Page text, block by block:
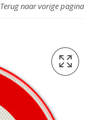
Terug naar vorige pagina